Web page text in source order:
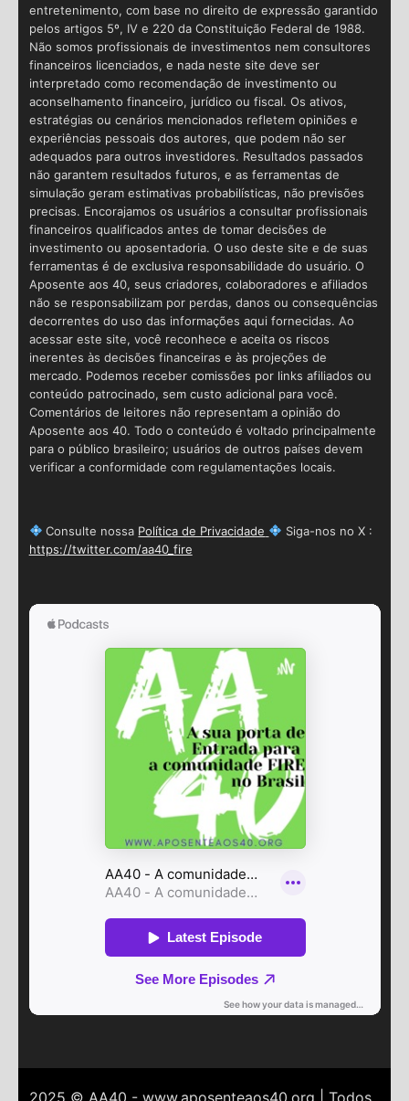
entretenimento, com base no direito de expressão garantido
pelos artigos 5º, IV e 220 da Constituição Federal de 1988.
Não somos profissionais de investimentos nem consultores
financeiros licenciados, e nada neste site deve ser
interpretado como recomendação de investimento ou
aconselhamento financeiro, jurídico ou fiscal. Os ativos,
estratégias ou cenários mencionados refletem opiniões e
experiências pessoais dos autores, que podem não ser
adequados para outros investidores. Resultados passados
não garantem resultados futuros, e as ferramentas de
simulação geram estimativas probabilísticas, não previsões
precisas. Encorajamos os usuários a consultar profissionais
financeiros qualificados antes de tomar decisões de
investimento ou aposentadoria. O uso deste site e de suas
ferramentas é de exclusiva responsabilidade do usuário. O
Aposente aos 40, seus criadores, colaboradores e afiliados
não se responsabilizam por perdas, danos ou consequências
decorrentes do uso das informações aqui fornecidas. Ao
acessar este site, você reconhece e aceita os riscos
inerentes às decisões financeiras e às projeções de
mercado. Podemos receber comissões por links afiliados ou
conteúdo patrocinado, sem custo adicional para você.
Comentários de leitores não representam a opinião do
Aposente aos 40. Todo o conteúdo é voltado principalmente
para o público brasileiro; usuários de outros países devem
verificar a conformidade com regulamentações locais.
Consulte nossa Política de Privacidade
Siga-nos no X :
https://twitter.com/aa40_fire
2025 © AA40 - www.aposenteaos40.org | Todos